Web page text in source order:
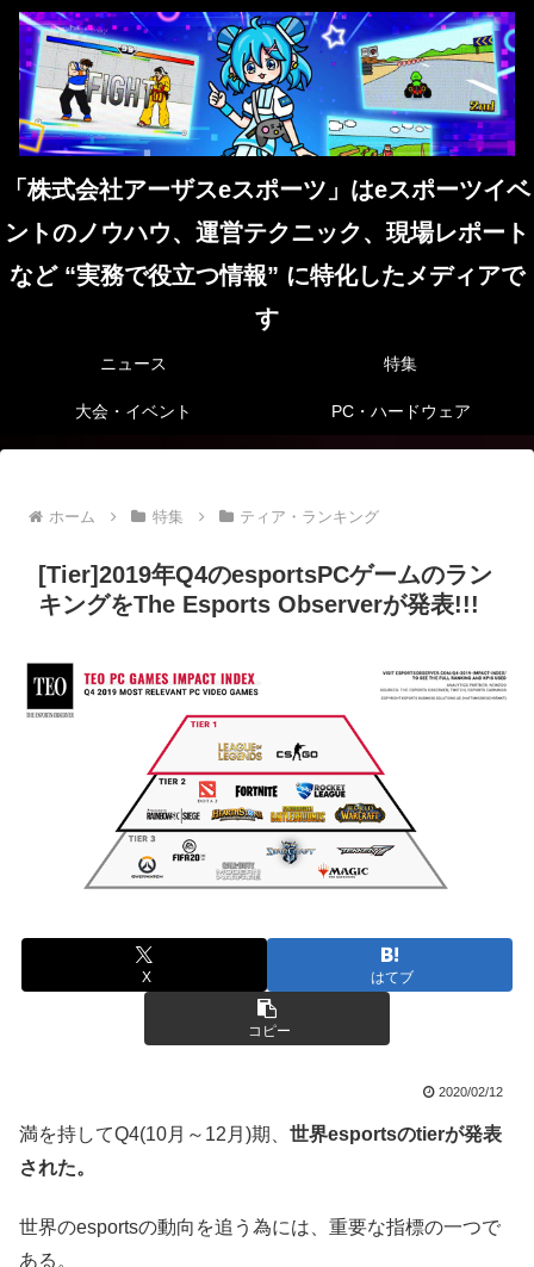
「株式会社アーザスeスポーツ」はeスポーツイベ
ントのノウハウ、運営テクニック、現場レポート
など “実務で役立つ情報” に特化したメディアで
す
ニュース 特集
大会・イベント PC・ハードウェア
ホーム 特集 ティア・ランキング
[Tier]2019年Q4のesportsPCゲームのラン
キングをThe Esports Observerが発表!!!
X はてブ
コピー
2020/02/12
満を持してQ4(10月～12月)期、 世界esportsのtierが発表
された。
世界のesportsの動向を追う為には、重要な指標の一つで
ある。